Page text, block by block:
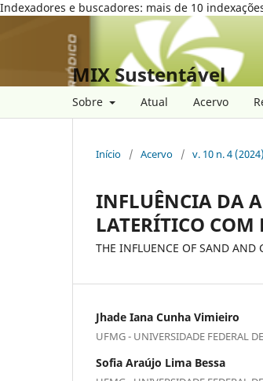
Indexadores e buscadores: mais de 10
MIX Sustentável
Sobre Atual Acervo
Início / Acervo / v. 10 n. 4
INFLUÊNCIA DA
LATERÍTICO COM
THE INFLUENCE OF SAND
Jhade Iana Cunha Vimieiro
UFMG - UNIVERSIDADE FEDERAL
Sofia Araújo Lima Bessa